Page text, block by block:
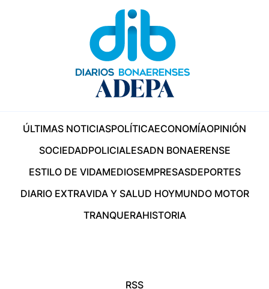
ÚLTIMAS NOTICIASPOLÍTICAECONOMÍAOPINIÓN
SOCIEDADPOLICIALESADN BONAERENSE
ESTILO DE VIDAMEDIOSEMPRESASDEPORTES
DIARIO EXTRAVIDA Y SALUD HOYMUNDO MOTOR
TRANQUERAHISTORIA
RSS